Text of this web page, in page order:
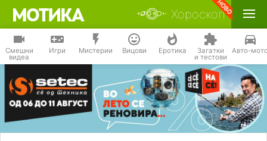
Хороскоп
Смешни
видеа
Игри Мистерии Вицови Еротика Загатки
и тестови
Авто-